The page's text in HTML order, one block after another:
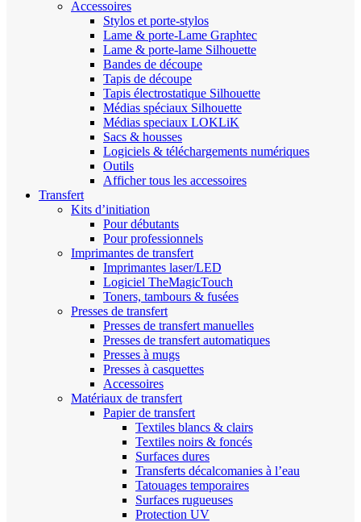
Accessoires
Stylos et porte-stylos
Lame & porte-Lame Graphtec
Lame & porte-lame Silhouette
Bandes de découpe
Tapis de découpe
Tapis électrostatique Silhouette
Médias spéciaux Silhouette
Médias speciaux LOKLiK
Sacs & housses
Logiciels & téléchargements numériques
Outils
Afficher tous les accessoires
Transfert
Kits d’initiation
Pour débutants
Pour professionnels
Imprimantes de transfert
Imprimantes laser/LED
Logiciel TheMagicTouch
Toners, tambours & fusées
Presses de transfert
Presses de transfert manuelles
Presses de transfert automatiques
Presses à mugs
Presses à casquettes
Accessoires
Matériaux de transfert
Papier de transfert
Textiles blancs & clairs
Textiles noirs & foncés
Surfaces dures
Transferts décalcomanies à l’eau
Tatouages temporaires
Surfaces rugueuses
Protection UV